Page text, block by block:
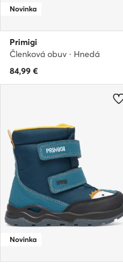
Novinka
Primigi
Členková obuv · Hnedá
84,99 €
Novinka